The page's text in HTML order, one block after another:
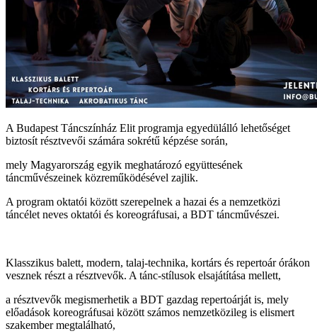
A Budapest Táncszínház Elit programja egyedülálló lehetőséget
biztosít résztvevői számára sokrétű képzése során,
mely Magyarország egyik meghatározó együttesének
táncművészeinek közreműködésével zajlik.
A program oktatói között szerepelnek a hazai és a nemzetközi
táncélet neves oktatói és koreográfusai, a BDT táncművészei.
Klasszikus balett, modern, talaj-technika, kortárs és repertoár órákon
vesznek részt a résztvevők. A tánc-stílusok elsajátítása mellett,
a résztvevők megismerhetik a BDT gazdag repertoárját is, mely
előadások koreográfusai között számos nemzetközileg is elismert
szakember megtalálható,